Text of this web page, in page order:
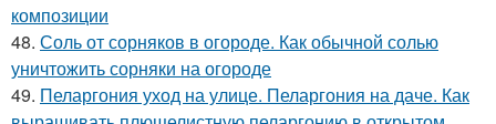
композиции
48. Соль от сорняков в огороде. Как обычной солью
уничтожить сорняки на огороде
49. Пеларгония уход на улице. Пеларгония на даче. Как